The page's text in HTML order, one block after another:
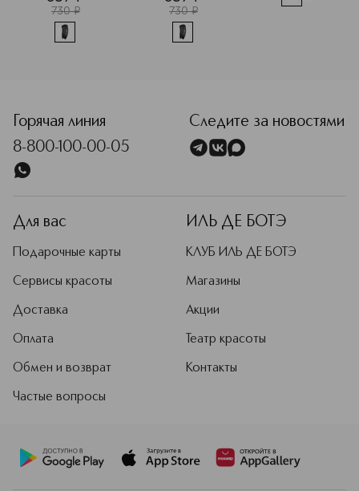
730 ¤ 730 ¤
Горячая линия
8-800-100-00-05
Следите за новостями
Для вас
Подарочные карты
Сервисы красоты
Доставка
Оплата
Обмен и возврат
Частые вопросы
ИЛЬ ДЕ БОТЭ
КЛУБ ИЛЬ ДЕ БОТЭ
Магазины
Акции
Театр красоты
Контакты